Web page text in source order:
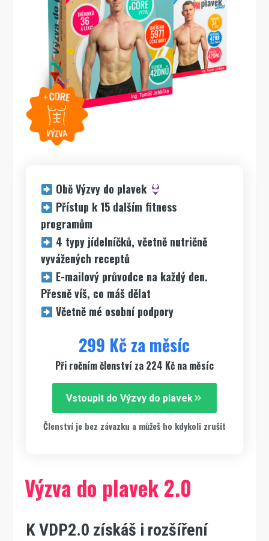
Obě Výzvy do plavek
Přístup k 15 dalším fitness
programům
4 typy jídelníčků, včetně nutričně
vyvážených receptů
E-mailový průvodce na každý den.
Přesně víš, co máš dělat
Včetně mé osobní podpory
299 Kč za měsíc
Při ročním členství za 224 Kč na měsíc
Vstoupit do Výzvy do plavek
Členství je bez závazku a můžeš ho kdykoli zrušit
Výzva do plavek 2.0
K VDP2.0 získáš i rozšíření